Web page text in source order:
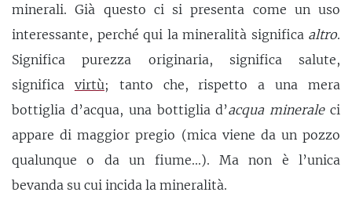
minerali. Già questo ci si presenta come un uso
interessante, perché qui la mineralità significa altro.
Significa purezza originaria, significa salute,
significa virtù; tanto che, rispetto a una mera
bottiglia d’acqua, una bottiglia d’acqua mineraleci
appare di maggior pregio (mica viene da un pozzo
qualunque o da un fiume...). Ma non è l’unica
bevanda su cui incida la mineralità.